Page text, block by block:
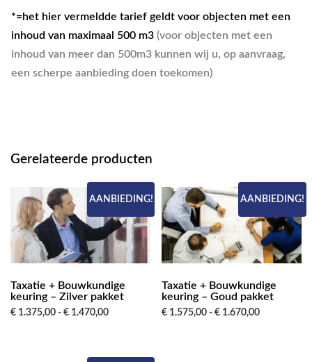
*=het hier vermeldde tarief geldt voor objecten met een
inhoud van maximaal 500 m3 (voor objecten met een
inhoud van meer dan 500m3 kunnen wij u, op aanvraag,
een scherpe aanbieding doen toekomen)
Gerelateerde producten
AANBIEDING!
Taxatie + Bouwkundige
keuring – Zilver pakket
€ 1.375,00 - € 1.470,00Prijsklasse:
€ 1.470,00
AANBIEDING!
Taxatie + Bouwkundige
keuring – Goud pakket
€ 1.575,00 - € 1.670,00Prijsklasse:
€ 1.670,00